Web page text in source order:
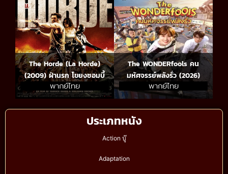
ประเภทหนัง
Action บู๊
Adaptation
The Horde (La Horde)
(2009) ฝ่านรก โขยงซอมบี้
พากย์ไทย
The WONDERfools คน
มหัศจรรย์พลังรั่ว (2026)
พากย์ไทย